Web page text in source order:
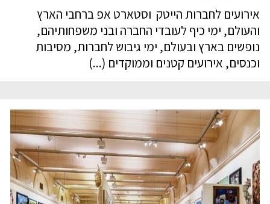
אירועים לחברות הייטק וסטארט אפ ברחבי הארץ
והעולם, ימי כיף לעובדי החברה ובני משפחותיהם,
נופשים בארץ ובעולם, ימי גיבוש לחברות, מסיבות
וכנסים, אירועים קטנים וממוקדים (...)